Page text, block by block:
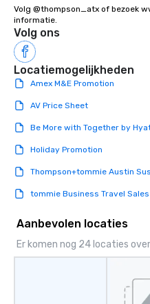
Volg @thompson_atx of bezoek
informatie.
Volg ons
Locatiemogelijkheden
Amex M&E Promotion
AV Price Sheet
Be More with Together by
Holiday Promotion
Thompson+tommie Austin
tommie Business Travel
Aanbevolen locaties
Er komen nog 24 locaties